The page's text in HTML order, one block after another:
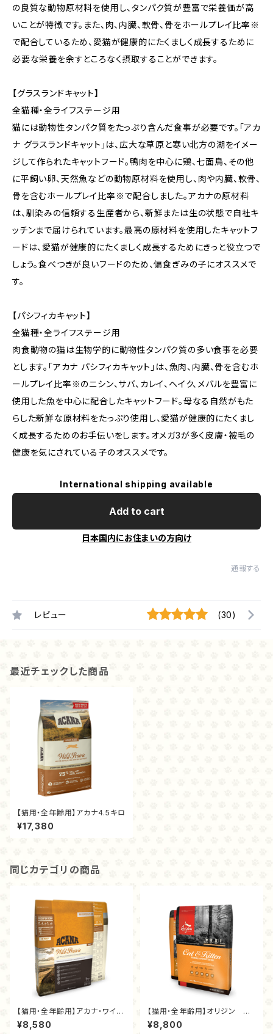
の良質な動物原材料を使用し、タンパク質が豊富で栄養価が高
いことが特徴です。また、肉、内臓、軟骨、骨をホールプレイ比率※
で配合しているため、愛猫が健康的にたくましく成長するために
必要な栄養を余すところなく摂取することができます。
【グラスランドキャット】
全猫種・全ライフステージ用
猫には動物性タンパク質をたっぷり含んだ食事が必要です。「アカ
ナ グラスランドキャット」は、広大な草原と寒い北方の湖をイメー
ジして作られたキャットフード。鴨肉を中心に鶏、七面鳥、その他
に平飼い卵、天然魚などの動物原材料を使用し、肉や内臓、軟骨、
骨を含むホールプレイ比率※で配合しました。アカナの原材料
は、馴染みの信頼する生産者から、新鮮または生の状態で自社キ
ッチンまで届けられています。最高の原材料を使用したキャットフ
ードは、愛猫が健康的にたくましく成長するためにきっと役立つで
しょう。食べつきが良いフードのため、偏食ぎみの子にオススメで
す。
【パシフィカキャット】
全猫種・全ライフステージ用
肉食動物の猫は生物学的に動物性タンパク質の多い食事を必要
とします。「アカナ パシフィカキャット」は、魚肉、内臓、骨を含むホ
ールプレイ比率※のニシン、サバ、カレイ、ヘイク、メバルを豊富に
使用した魚を中心に配合したキャットフード。母なる自然がもた
らした新鮮な原材料をたっぷり使用し、愛猫が健康的にたくまし
く成長するためのお手伝いをします。オメガ3が多く皮膚・被毛の
健康を気にされている子のオススメです。
International shipping available
Add to cart
日本国内にお住まいの方向け
通報する
レビュー (30)
最近チェックした商品
【猫用・全年齢用】アカナ4.5キロ
¥17,380
同じカテゴリの商品
【猫用・全年齢用】アカナ・ワイル
ドプレイリーキャット1.8kg
¥8,580
【猫用・全年齢用】オリジン キ
ャット＆キツン 1.8kg
¥8,800